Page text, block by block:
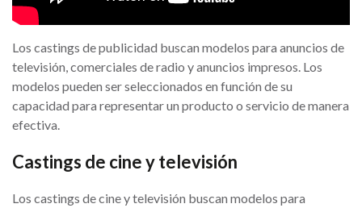
Los castings de publicidad buscan modelos para anuncios de
televisión, comerciales de radio y anuncios impresos. Los
modelos pueden ser seleccionados en función de su
capacidad para representar un producto o servicio de manera
efectiva.
Castings de cine y televisión
Los castings de cine y televisión buscan modelos para